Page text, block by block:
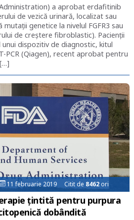
a aprobat erdafitinib
de vezică urinară, localizat sau
genetice la nivelul FGFR3 sau
de creștere fibroblastic). Pacienții
dispozitiv de diagnostic, kitul
PCR (Qiagen), recent aprobat pentru
11 februarie 2019 Citit de 8462 ori
țintită pentru purpura
dobândită